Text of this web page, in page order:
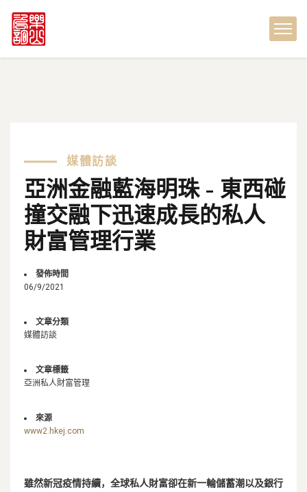
媒體訪談
亞洲金融藍海明珠 - 東西碰
撞交融下迅速成長的私人
財富管理行業
發佈時間
06/9/2021
文章分類
媒體訪談
文章標籤
亞洲私人財富管理
來源
www2.hkej.com
雖然新冠疫情持續，全球私人財富卻在新一輪儲蓄潮以及銀行